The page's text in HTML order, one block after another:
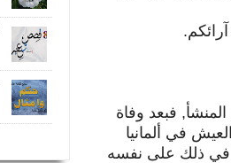
وتوفي سنة 1945, نمساوي المنشأ, فبعد وفاة
العيش في ألمانيا
في ذلك على نفسه